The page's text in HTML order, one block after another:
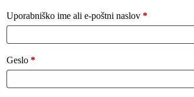
Uporabniško ime ali e-poštni naslov *
Geslo *